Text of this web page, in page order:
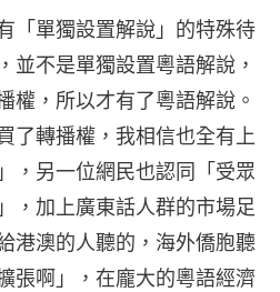
「單獨設置解說」的特殊待
並不是單獨設置粵語解說，
權，所以才有了粵語解說。
了轉播權，我相信也全有上
，另一位網民也認同「受眾
，加上廣東話人群的市場足
港澳的人聽的，海外僑胞聽
張啊」，在龐大的粵語經濟